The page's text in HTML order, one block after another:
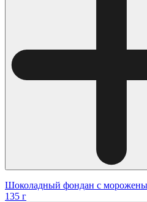
Шоколадный фондан с
135 г